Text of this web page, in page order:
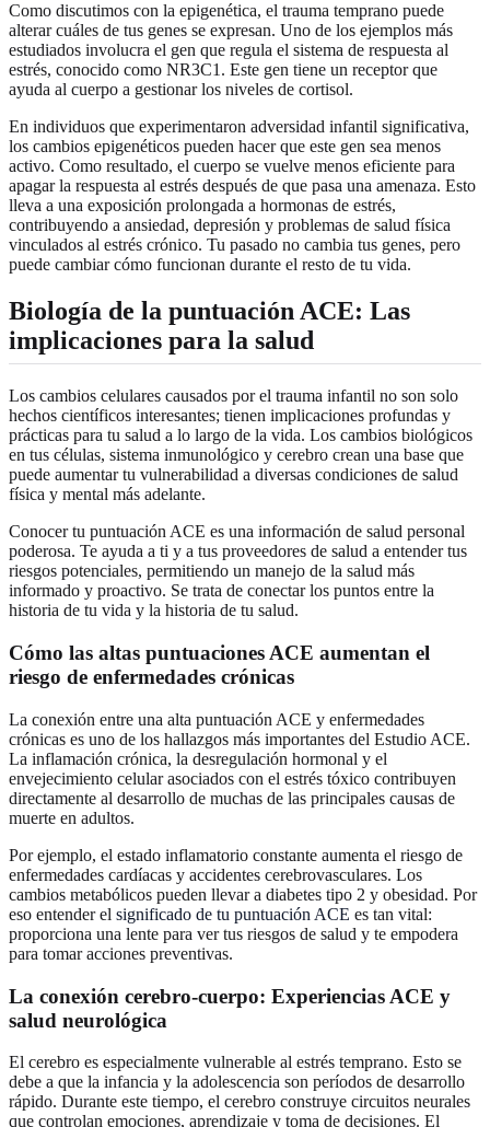
Como discutimos con la epigenética, el trauma temprano puede
alterar cuáles de tus genes se expresan. Uno de los ejemplos más
estudiados involucra el gen que regula el sistema de respuesta al
estrés, conocido como NR3C1. Este gen tiene un receptor que
ayuda al cuerpo a gestionar los niveles de cortisol.
En individuos que experimentaron adversidad infantil significativa,
los cambios epigenéticos pueden hacer que este gen sea menos
activo. Como resultado, el cuerpo se vuelve menos eficiente para
apagar la respuesta al estrés después de que pasa una amenaza. Esto
lleva a una exposición prolongada a hormonas de estrés,
contribuyendo a ansiedad, depresión y problemas de salud física
vinculados al estrés crónico. Tu pasado no cambia tus genes, pero
puede cambiar cómo funcionan durante el resto de tu vida.
Biología de la puntuación ACE: Las
implicaciones para la salud
Los cambios celulares causados por el trauma infantil no son solo
hechos científicos interesantes; tienen implicaciones profundas y
prácticas para tu salud a lo largo de la vida. Los cambios biológicos
en tus células, sistema inmunológico y cerebro crean una base que
puede aumentar tu vulnerabilidad a diversas condiciones de salud
física y mental más adelante.
Conocer tu puntuación ACE es una información de salud personal
poderosa. Te ayuda a ti y a tus proveedores de salud a entender tus
riesgos potenciales, permitiendo un manejo de la salud más
informado y proactivo. Se trata de conectar los puntos entre la
historia de tu vida y la historia de tu salud.
Cómo las altas puntuaciones ACE aumentan el
riesgo de enfermedades crónicas
La conexión entre una alta puntuación ACE y enfermedades
crónicas es uno de los hallazgos más importantes del Estudio ACE.
La inflamación crónica, la desregulación hormonal y el
envejecimiento celular asociados con el estrés tóxico contribuyen
directamente al desarrollo de muchas de las principales causas de
muerte en adultos.
Por ejemplo, el estado inflamatorio constante aumenta el riesgo de
enfermedades cardíacas y accidentes cerebrovasculares. Los
cambios metabólicos pueden llevar a diabetes tipo 2 y obesidad. Por
eso entender el significado de tu puntuación ACE es tan vital:
proporciona una lente para ver tus riesgos de salud y te empodera
para tomar acciones preventivas.
La conexión cerebro-cuerpo: Experiencias ACE y
salud neurológica
El cerebro es especialmente vulnerable al estrés temprano. Esto se
debe a que la infancia y la adolescencia son períodos de desarrollo
rápido. Durante este tiempo, el cerebro construye circuitos neurales
que controlan emociones, aprendizaje y toma de decisiones. El